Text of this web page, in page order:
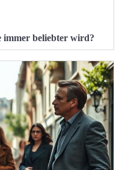
immer beliebter wird?